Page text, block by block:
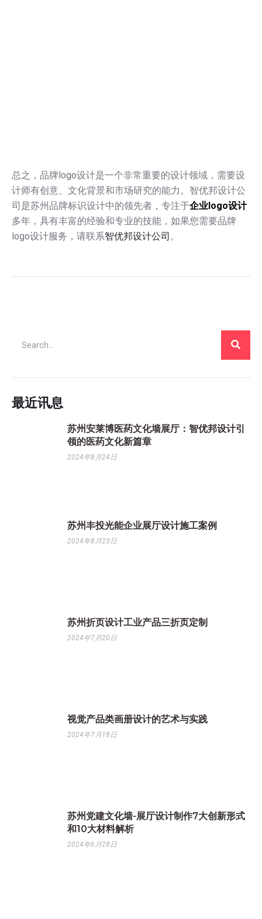
总之，品牌logo设计是一个非常重要的设计领域，需要设
计师有创意、文化背景和市场研究的能力。智优邦设计公
司是苏州品牌标识设计中的领先者，专注于企业logo设计
多年，具有丰富的经验和专业的技能，如果您需要品牌
logo设计服务，请联系智优邦设计公司。
最近讯息
苏州安莱博医药文化墙展厅：智优邦设计引
领的医药文化新篇章
2024年8月24日
苏州丰投光能企业展厅设计施工案例
2024年8月23日
苏州折页设计工业产品三折页定制
2024年7月20日
视觉产品类画册设计的艺术与实践
2024年7月18日
苏州党建文化墙-展厅设计制作7大创新形式
和10大材料解析
2024年6月28日